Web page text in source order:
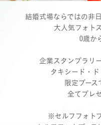
結婚式場ならではの非
大人気フォト
0歳か
企業スタンプラリ
タキシード・ド
限定ブー
全てプレ
※セルフフォト